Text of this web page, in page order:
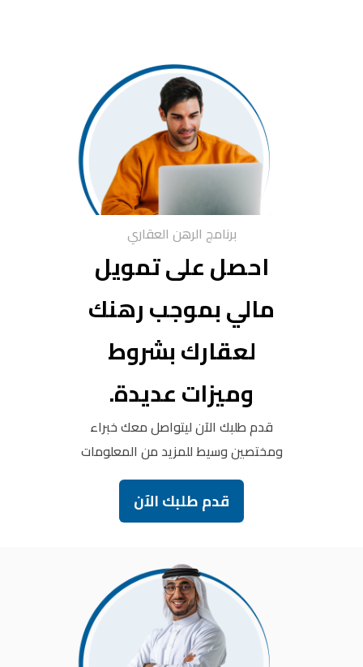
برنامج الرهن العقاري
احصل على تمويل
مالي بموجب رهنك
لعقارك بشروط
وميزات عديدة.
قدم طلبك الآن ليتواصل معك خبراء
ومختصين وسيط للمزيد من المعلومات
قدم طلبك الآن